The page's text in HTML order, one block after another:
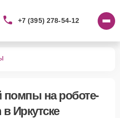
+7 (395) 278-54-12
помпы на роботе-
Иркутске